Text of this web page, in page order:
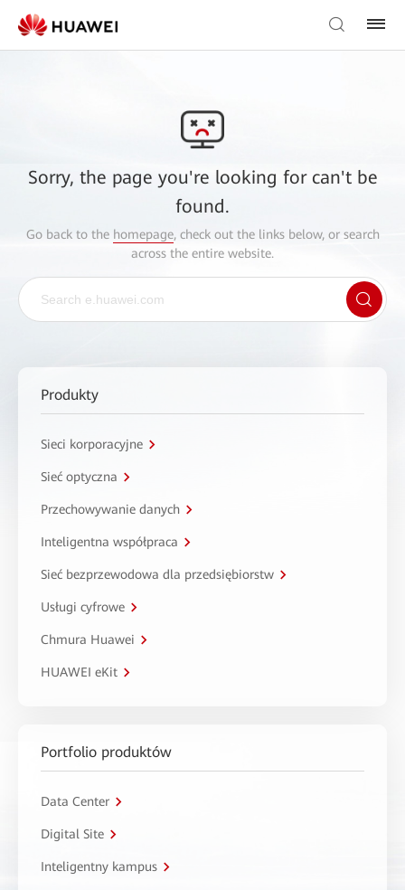
Sorry, the page you're looking for can't be
found.
Go back to the homepage, check out the links below, or search
across the entire website.
Produkty
Sieci korporacyjne
Sieć optyczna
Przechowywanie danych
Inteligentna współpraca
Sieć bezprzewodowa dla przedsiębiorstw
Usługi cyfrowe
Chmura Huawei
HUAWEI eKit
Portfolio produktów
Data Center
Digital Site
Inteligentny kampus